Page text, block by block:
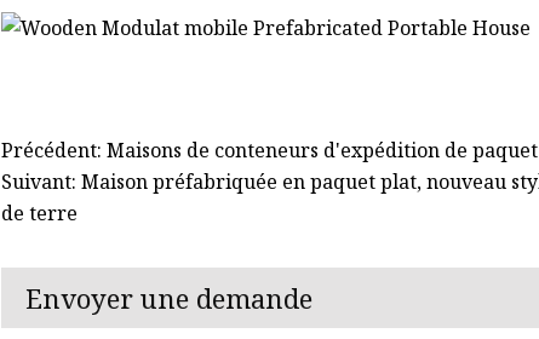
Précédent: Maisons de conteneurs d'expédition de
Suivant: Maison préfabriquée en paquet plat, nouveau
de terre
Envoyer une demande